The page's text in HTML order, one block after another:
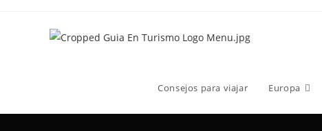
Consejos para viajar Europa